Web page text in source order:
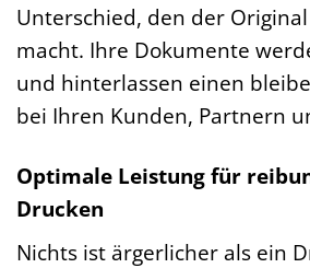
Unterschied, den der
macht. Ihre Dokumente
und hinterlassen einen
bei Ihren Kunden, Partnern
Optimale Leistung für
Drucken
Nichts ist ärgerlicher als ein